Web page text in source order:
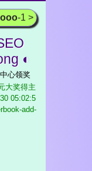
-1 >
◐
心领奖
大奖得主
05:02:5
add-